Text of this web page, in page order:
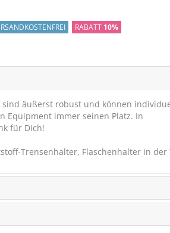
RABATT 10%
sind äußerst robust und können
Equipment immer seinen Platz. In
für Dich!
Trensenhalter, Flaschenhalter in der
STRÖH